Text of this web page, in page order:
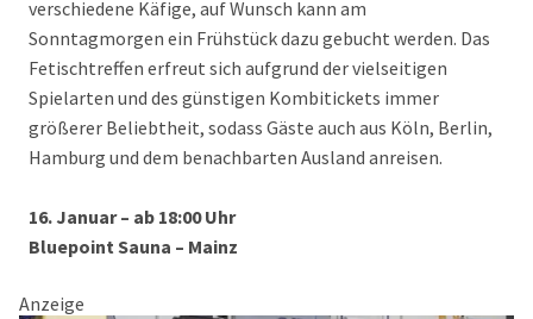
verschiedene Käfige, auf Wunsch kann am
Sonntagmorgen ein Frühstück dazu gebucht werden. Das
Fetischtreffen erfreut sich aufgrund der vielseitigen
Spielarten und des günstigen Kombitickets immer
größerer Beliebtheit, sodass Gäste auch aus Köln, Berlin,
Hamburg und dem benachbarten Ausland anreisen.
16. Januar – ab 18:00 Uhr
Bluepoint Sauna – Mainz
Anzeige